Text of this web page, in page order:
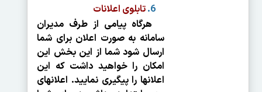
تابلوی اعلانات
هرگاه پیامی از طرف مدیران
سامانه به صورت اعلان برای شما
ارسال شود شما از این بخش این
امکان را خواهید داشت که این
اعلان­ها را پیگیری نمایید. اعلان­های